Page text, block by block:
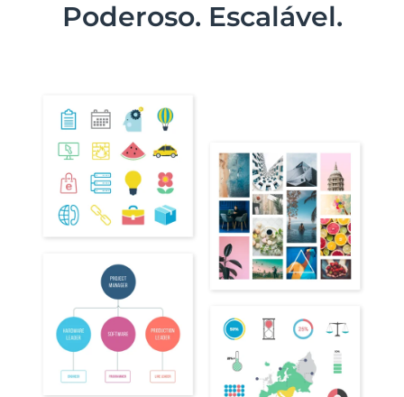
Poderoso. Escalável.